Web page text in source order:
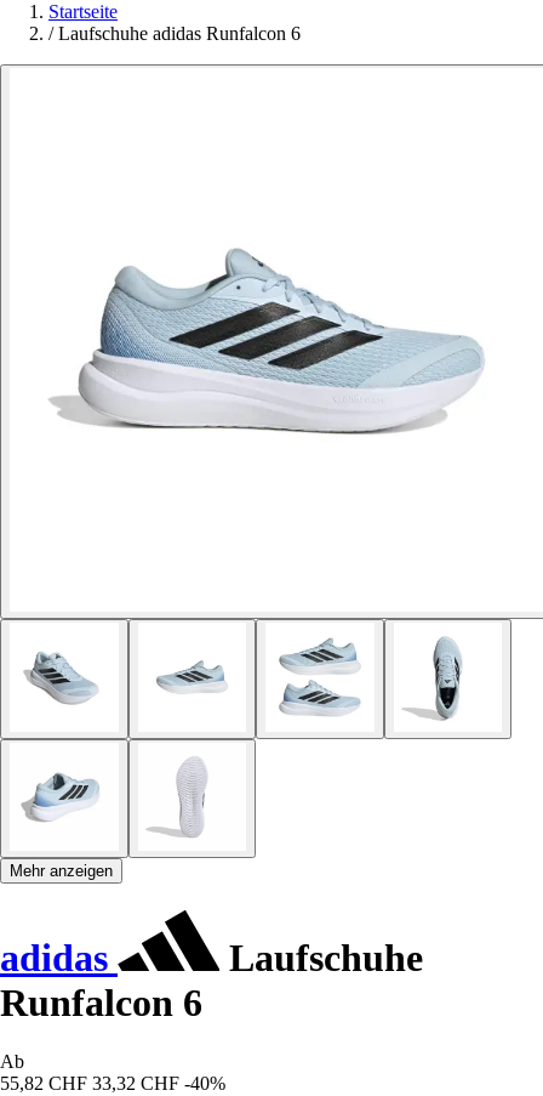
Startseite
/ Laufschuhe adidas Runfalcon 6
Mehr anzeigen
adidas
Laufschuhe
Runfalcon 6
Ab
55,82 CHF 33,32 CHF -40%